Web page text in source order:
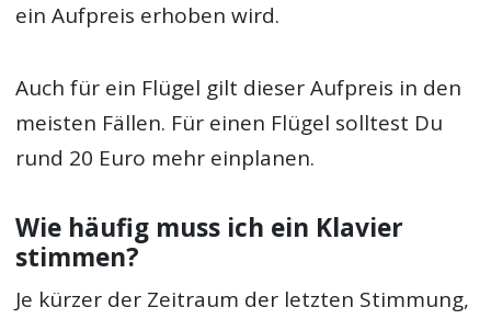
ein Aufpreis erhoben wird.
Auch für ein Flügel gilt dieser Aufpreis in den
meisten Fällen. Für einen Flügel solltest Du
rund 20 Euro mehr einplanen.
Wie häufig muss ich ein Klavier
stimmen?
Je kürzer der Zeitraum der letzten Stimmung,